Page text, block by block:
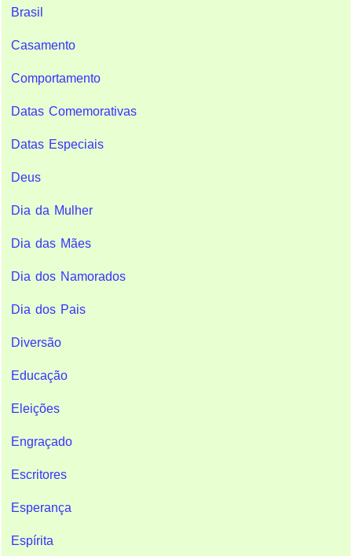
Brasil
Casamento
Comportamento
Datas Comemorativas
Datas Especiais
Deus
Dia da Mulher
Dia das Mães
Dia dos Namorados
Dia dos Pais
Diversão
Educação
Eleições
Engraçado
Escritores
Esperança
Espírita